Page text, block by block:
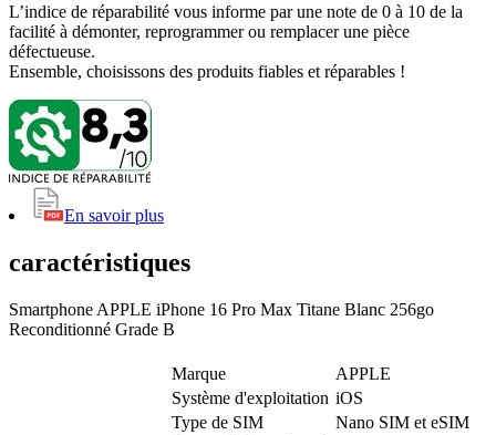
L’indice de réparabilité vous informe par une note de 0 à 10 de la
facilité à démonter, reprogrammer ou remplacer une pièce
défectueuse.
Ensemble, choisissons des produits fiables et réparables !
En savoir plus
caractéristiques
Smartphone APPLE iPhone 16 Pro Max Titane Blanc 256go
Reconditionné Grade B
Marque
APPLE
Système d'exploitation iOS
Type de SIM
Nano SIM et eSIM